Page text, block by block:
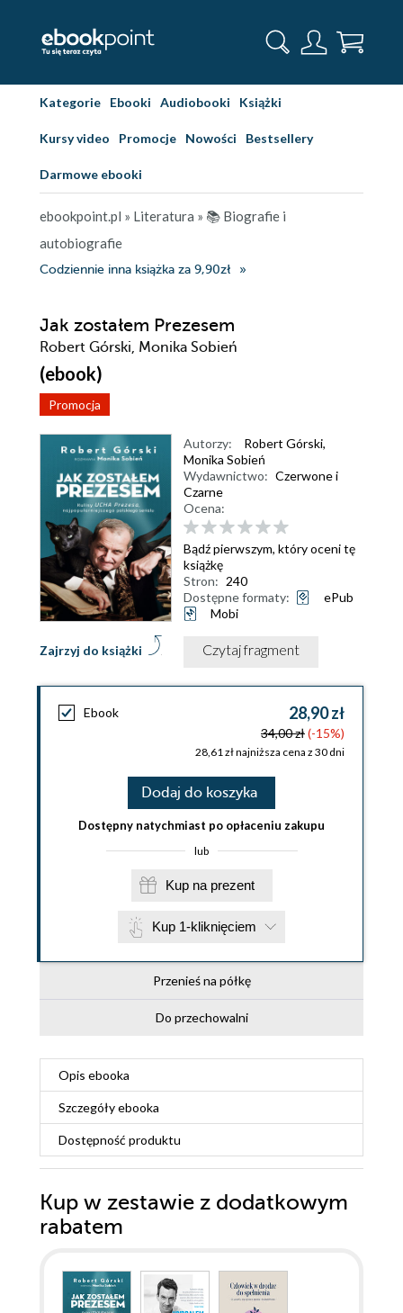
Kategorie Ebooki Audiobooki Książki
Kursy video Promocje Nowości Bestsellery
Darmowe ebooki
ebookpoint.pl » Literatura » 📚 Biografie i
autobiografie
Codziennie inna książka za 9,90zł
Jak zostałem Prezesem
Robert Górski, Monika Sobień
(ebook)
Promocja
Zajrzyj do książki
Autorzy: Robert Górski,
Monika Sobień
Wydawnictwo: Czerwone i
Czarne
Ocena:
Bądź pierwszym, który oceni tę
książkę
Stron: 240
Dostępne formaty:
ePub
Mobi
Czytaj fragment
Ebook 28,90 zł
34,00 zł(-15%)
28,61 zł najniższa cena z 30 dni
Dodaj do koszyka
Dostępny natychmiast po opłaceniu zakupu
lub
Kup na prezent
Kup 1-kliknięciem
Przenieś na półkę
Do przechowalni
Opis ebooka
Szczegółyebooka
Dostępność produktu
Kup w zestawie z dodatkowym
rabatem